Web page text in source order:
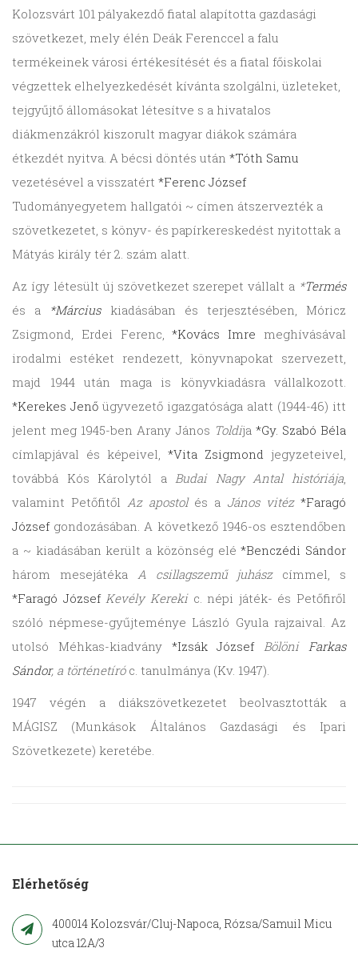
Kolozsvárt 101 pályakezdő fiatal alapította gazdasági
szövetkezet, mely élén Deák Ferenccel a falu
termékeinek városi értékesítését és a fiatal főiskolai
végzettek elhelyezkedését kívánta szolgálni, üzleteket,
tejgyűjtő állomásokat létesítve s a hivatalos
diákmenzákról kiszorult magyar diákok számára
étkezdét nyitva. A bécsi döntés után *Tóth Samu
vezetésével a visszatért *Ferenc József
Tudományegyetem hallgatói ~ címen átszervezték a
szövetkezetet, s könyv- és papírkereskedést nyitottak a
Mátyás király tér 2. szám alatt.
Az így létesült új szövetkezet szerepet vállalt a *Termés
és a *Márciuskiadásában és terjesztésében, Móricz
Zsigmond, Erdei Ferenc,*Kovács Imre meghívásával
irodalmi estéket rendezett, könyvnapokat szervezett,
majd 1944 után maga is könyvkiadásra vállalkozott.
*Kerekes Jenő ügyvezető igazgatósága alatt (1944-46) itt
jelent meg 1945-ben Arany János Toldija *Gy. Szabó Béla
címlapjával és képeivel, *Vita Zsigmond jegyzeteivel,
továbbá Kós Károlytól aBudai Nagy Antal históriája,
valamint Petőfitől Az apostolés a János vitéz *Faragó
Józsefgondozásában. A következő 1946-os esztendőben
a ~ kiadásában került a közönség elé*Benczédi Sándor
három mesejátéka A csillagszemű juhászcímmel, s
*Faragó József Kevély Kerekic. népi játék- és Petőfiről
szóló népmese-gyűjteménye László Gyula rajzaival. Az
utolsó Méhkas-kiadvány *Izsák József BölöniFarkas
Sándor, a történetíróc. tanulmánya (Kv. 1947).
1947 végén a diákszövetkezetet beolvasztották a
MÁGISZ (Munkások Általános Gazdasági és Ipari
Szövetkezete) keretébe.
Elérhetőség
400014 Kolozsvár/Cluj-Napoca, Rózsa/Samuil Micu
utca 12A/3